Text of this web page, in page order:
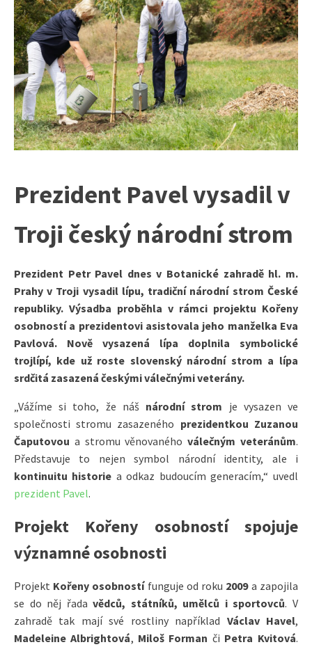
Prezident Pavel vysadil v
Troji český národní strom
Prezident Petr Pavel dnes v Botanické zahradě hl. m.
Prahy v Troji vysadil lípu, tradiční národní strom České
republiky. Výsadba proběhla v rámci projektu Kořeny
osobností a prezidentovi asistovala jeho manželka Eva
Pavlová. Nově vysazená lípa doplnila symbolické
trojlípí, kde už roste slovenský národní strom a lípa
srdčitá zasazená českými válečnými veterány.
„Vážíme si toho, že nášnárodní strom je vysazen ve
společnosti stromu zasazeného prezidentkou Zuzanou
Čaputovou a stromu věnovanéhoválečným veteránům.
Představuje to nejen symbol národní identity, ale i
kontinuitu historie a odkaz budoucím generacím,“ uvedl
prezident Pavel.
Projekt Kořeny osobností spojuje
významné osobnosti
Projekt Kořeny osobnostífunguje od roku 2009a zapojila
se do něj řadavědců, státníků, umělců i sportovců. V
zahradě tak mají své rostliny například Václav Havel,
Madeleine Albrightová, Miloš Forman či Petra Kvitová.